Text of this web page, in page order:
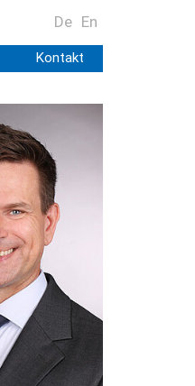
De En
Kontakt